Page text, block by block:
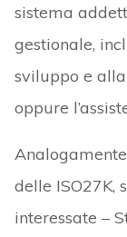
sistema
gestionale,
sviluppo e
oppure
delle ISO27K,
interessate –